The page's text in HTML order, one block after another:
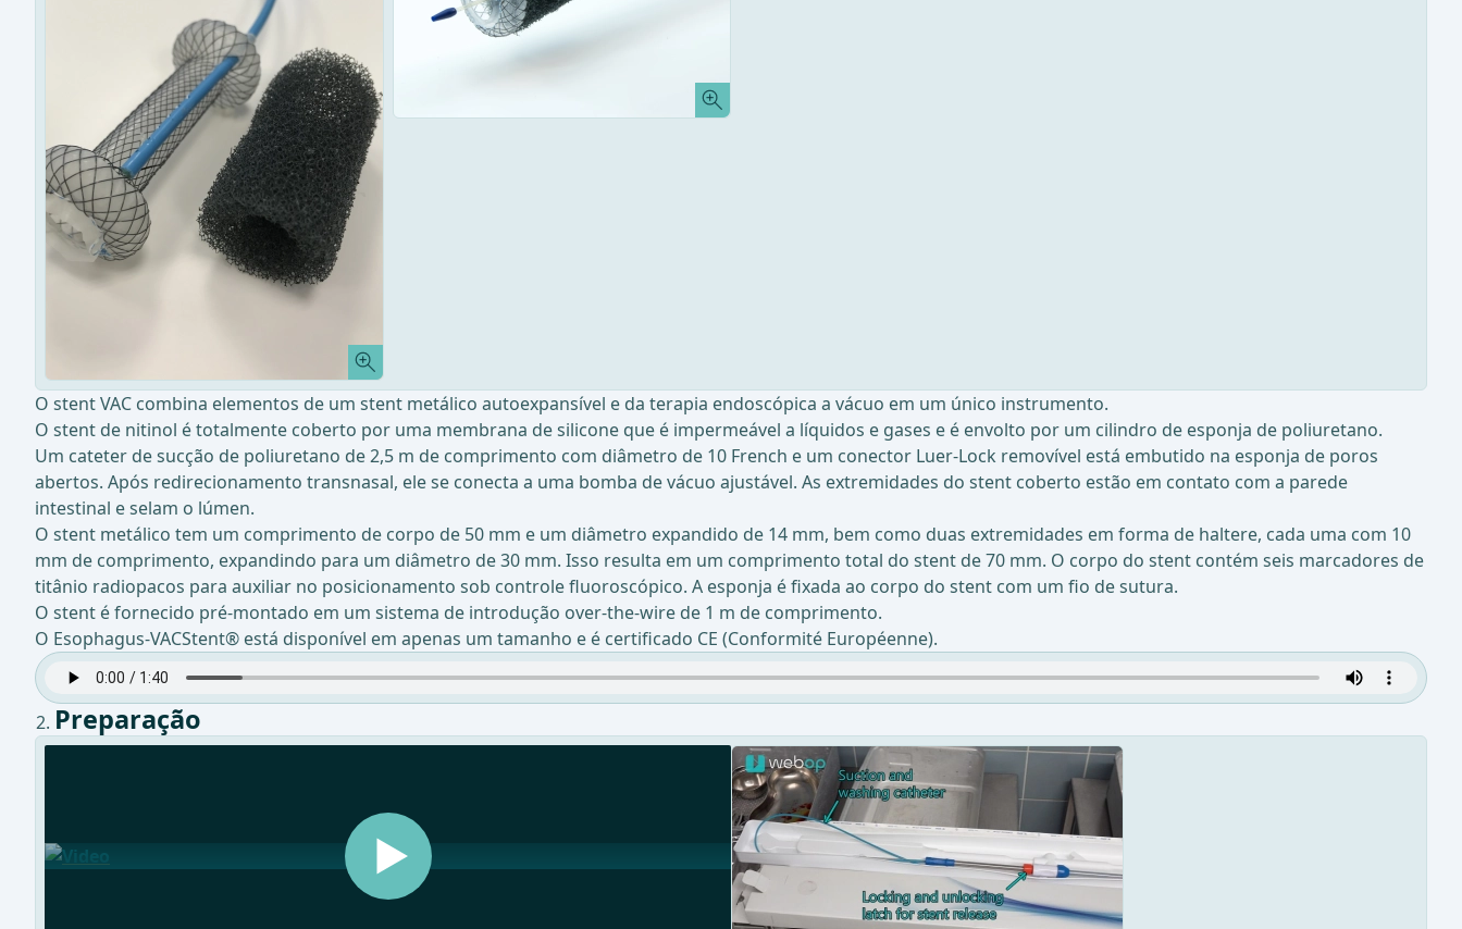
O stent VAC combina elementos de um stent metálico autoexpansível e da terapia endoscópica a vácuo em um único instrumento.
O stent de nitinol é totalmente coberto por uma membrana de silicone que é impermeável a líquidos e gases e é envolto por um cilindro de esponja de poliuretano.
Um cateter de sucção de poliuretano de 2,5 m de comprimento com diâmetro de 10 French e um conector Luer-Lock removível está embutido na esponja de poros
abertos. Após redirecionamento transnasal, ele se conecta a uma bomba de vácuo ajustável. As extremidades do stent coberto estão em contato com a parede
intestinal e selam o lúmen.
O stent metálico tem um comprimento de corpo de 50 mm e um diâmetro expandido de 14 mm, bem como duas extremidades em forma de haltere, cada uma com 10
mm de comprimento, expandindo para um diâmetro de 30 mm. Isso resulta em um comprimento total do stent de 70 mm. O corpo do stent contém seis marcadores de
titânio radiopacos para auxiliar no posicionamento sob controle fluoroscópico. A esponja é fixada ao corpo do stent com um fio de sutura.
O stent é fornecido pré-montado em um sistema de introdução over-the-wire de 1 m de comprimento.
O Esophagus-VACStent® está disponível em apenas um tamanho e é certificado CE (Conformité Européenne).
Preparação